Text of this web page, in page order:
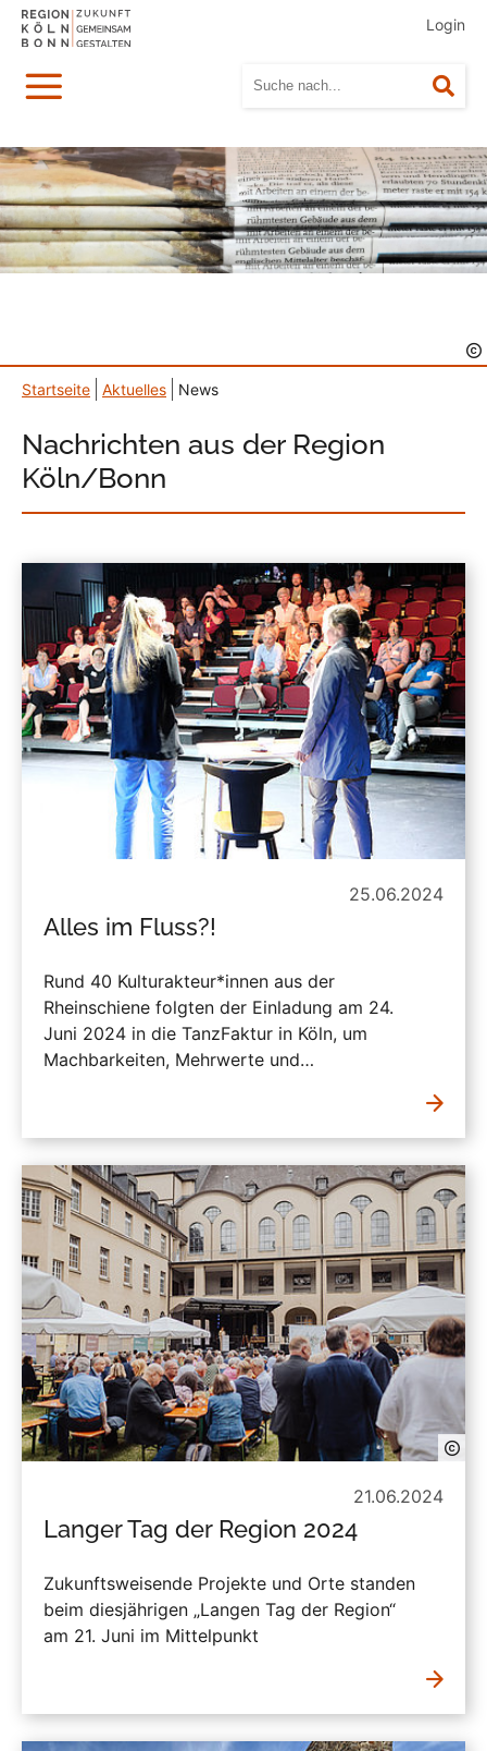
Login
Menü
Startseite Aktuelles News
Nachrichten aus der Region
Köln/Bonn
25.06.2024
Alles im Fluss?!
Rund 40 Kulturakteur*innen aus der
Rheinschiene folgten der Einladung am 24.
Juni 2024 in die TanzFaktur in Köln, um
Machbarkeiten, Mehrwerte und…
21.06.2024
Langer Tag der Region 2024
Zukunftsweisende Projekte und Orte standen
beim diesjährigen „Langen Tag der Region“
am 21. Juni im Mittelpunkt